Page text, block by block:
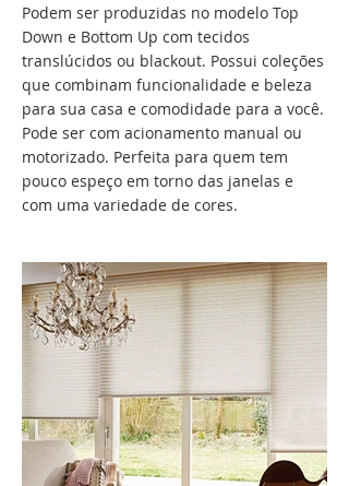
Podem ser produzidas no modelo Top
Down e Bottom Up com tecidos
translúcidos ou blackout. Possui coleções
que combinam funcionalidade e beleza
para sua casa e comodidade para a você.
Pode ser com acionamento manual ou
motorizado. Perfeita para quem tem
pouco espeço em torno das janelas e
com uma variedade de cores.